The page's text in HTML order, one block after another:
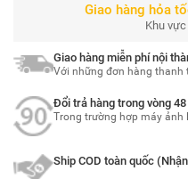
Giao hàng hỏa
Khu
Giao hàng miễn phí nội
Với những đơn hàng thanh
Đổi trả hàng trong vòng
Trong trường hợp máy ảnh
Ship COD toàn quốc